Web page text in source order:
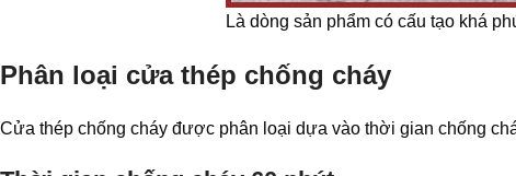
Là dòng sản phẩm có cấu tạo khá
Phân loại cửa thép chống cháy
Cửa thép chống cháy được phân loại dựa vào thời gian chống